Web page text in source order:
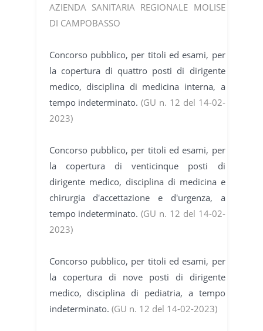
AZIENDA SANITARIA REGIONALE MOLISE
DI CAMPOBASSO
Concorso pubblico, per titoli ed esami, per
la copertura di quattro posti di dirigente
medico, disciplina di medicina interna, a
tempo indeterminato. (GU n. 12 del 14-02-
2023)
Concorso pubblico, per titoli ed esami, per
la copertura di venticinque posti di
dirigente medico, disciplina di medicina e
chirurgia d'accettazione e d'urgenza, a
tempo indeterminato. (GU n. 12 del 14-02-
2023)
Concorso pubblico, per titoli ed esami, per
la copertura di nove posti di dirigente
medico, disciplina di pediatria, a tempo
indeterminato. (GU n. 12 del 14-02-2023)